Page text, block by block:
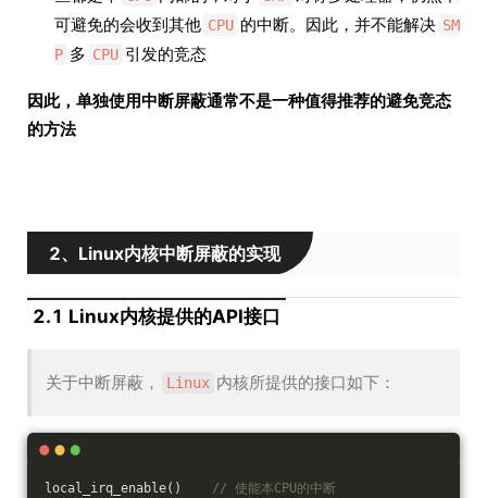
可避免的会收到其他 CPU 的中断。因此，并不能解决 SM
P 多 CPU 引发的竞态
因此，单独使用中断屏蔽通常不是一种值得推荐的避免竞态
的方法
2、Linux内核中断屏蔽的实现
2.1 Linux内核提供的API接口
关于中断屏蔽， Linux 内核所提供的接口如下：
local_irq_enable() // 使能本CPU的中断